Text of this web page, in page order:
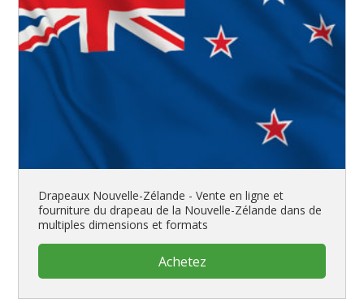
Drapeaux Nouvelle-Zélande - Vente en ligne et
fourniture du drapeau de la Nouvelle-Zélande dans de
multiples dimensions et formats
Achetez